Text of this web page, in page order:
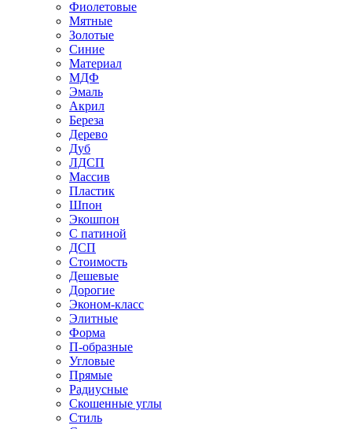
Фиолетовые
Мятные
Золотые
Синие
Материал
МДФ
Эмаль
Акрил
Береза
Дерево
Дуб
ЛДСП
Массив
Пластик
Шпон
Экошпон
С патиной
ДСП
Стоимость
Дешевые
Дорогие
Эконом-класс
Элитные
Форма
П-образные
Угловые
Прямые
Радиусные
Скошенные углы
Стиль